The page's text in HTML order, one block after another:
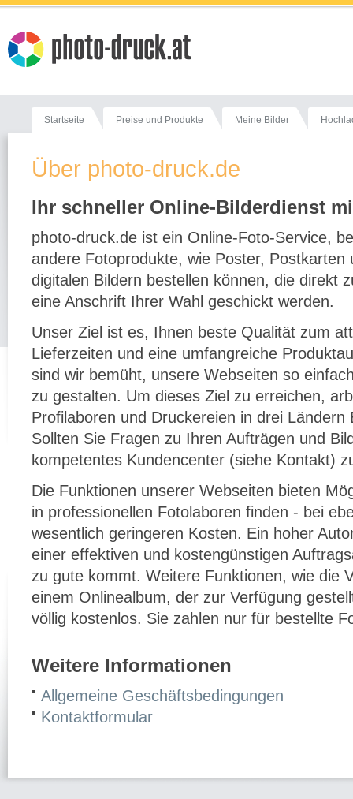
Startseite Preise und Produkte Meine Bilder
Über photo-druck.de
Ihr schneller Online-Bilderdienst
photo-druck.de ist ein Online-Foto-Service,
andere Fotoprodukte, wie Poster, Postkarten
digitalen Bildern bestellen können, die direkt
eine Anschrift Ihrer Wahl geschickt werden.
Unser Ziel ist es, Ihnen beste Qualität zum
Lieferzeiten und eine umfangreiche
sind wir bemüht, unsere Webseiten so
zu gestalten. Um dieses Ziel zu erreichen,
Profilaboren und Druckereien in drei
Sollten Sie Fragen zu Ihren Aufträgen und
kompetentes Kundencenter (siehe Kontakt)
Die Funktionen unserer Webseiten bieten
in professionellen Fotolaboren finden - bei
wesentlich geringeren Kosten. Ein hoher
einer effektiven und kostengünstigen
zu gute kommt. Weitere Funktionen, wie die
einem Onlinealbum, der zur Verfügung
völlig kostenlos. Sie zahlen nur für bestellte
Weitere Informationen
Allgemeine Geschäftsbedingungen
Kontaktformular